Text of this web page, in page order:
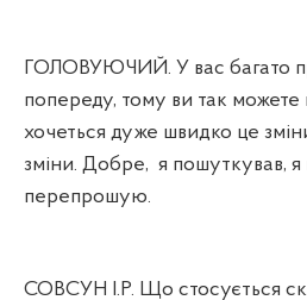
ГОЛОВУЮЧИЙ. У вас багато
попереду, тому ви так
хочеться дуже швидко це
зміни. Добре, я пошуткував, я
перепрошую.
СОВСУН І.Р. Що стосується